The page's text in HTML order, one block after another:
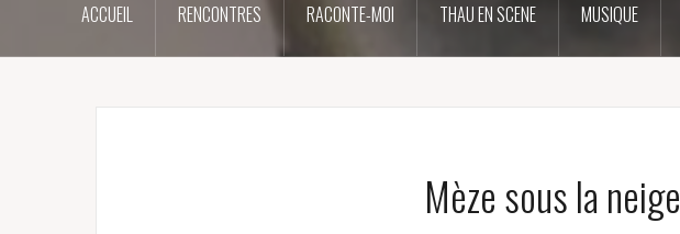
ACCUEIL RENCONTRES RACONTE-MOI THAU EN SCENE MUSIQUE
Mèze sous la neige